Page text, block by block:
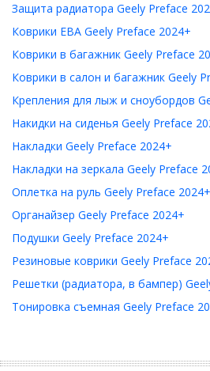
Защита радиатора Geely Preface
Коврики ЕВА Geely Preface 2024+
Коврики в багажник Geely Preface
Коврики в салон и багажник Geely
Крепления для лыж и сноубордов
Накидки на сиденья Geely Preface
Накладки Geely Preface 2024+
Накладки на зеркала Geely Preface
Оплетка на руль Geely Preface 2024+
Органайзер Geely Preface 2024+
Подушки Geely Preface 2024+
Резиновые коврики Geely Preface
Решетки (радиатора, в бампер)
Тонировка съемная Geely Preface